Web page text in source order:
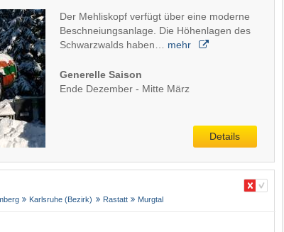
Der Mehliskopf verfügt über eine moderne
Beschneiungsanlage. Die Höhenlagen des
Schwarzwalds haben… mehr
Generelle Saison
Ende Dezember - Mitte März
Details
Karlsruhe (Bezirk) Rastatt Murgtal